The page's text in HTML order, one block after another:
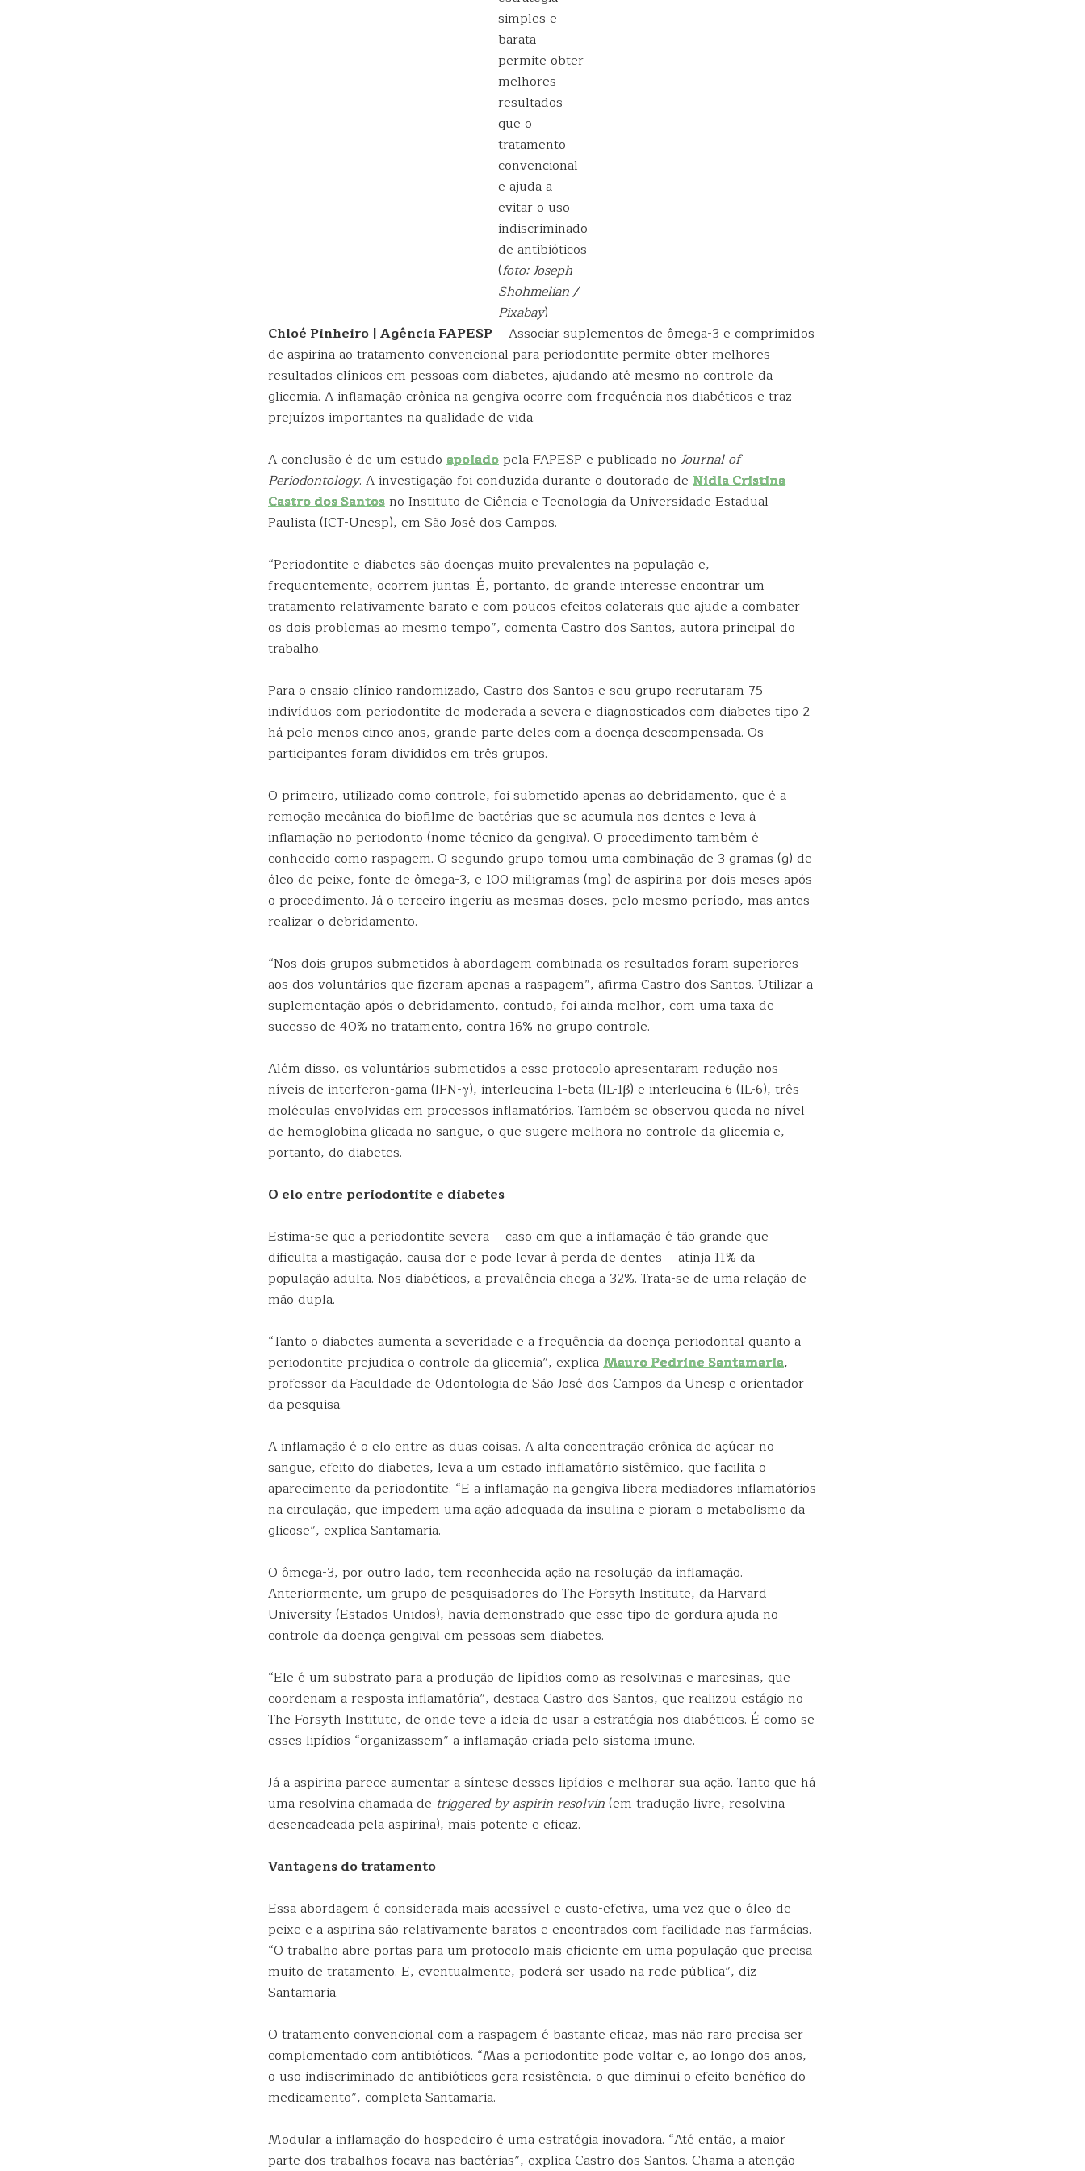
simples e
barata
permite obter
melhores
resultados
que o
tratamento
convencional
e ajuda a
evitar o uso
indiscriminado
de antibióticos
(foto: Joseph
Shohmelian /
Pixabay)
Chloé Pinheiro | Agência FAPESP – Associar suplementos de ômega-3 e comprimidos
de aspirina ao tratamento convencional para periodontite permite obter melhores
resultados clínicos em pessoas com diabetes, ajudando até mesmo no controle da
glicemia. A inflamação crônica na gengiva ocorre com frequência nos diabéticos e traz
prejuízos importantes na qualidade de vida.
A conclusão é de um estudo apoiadopela FAPESP e publicado no Journal of
Periodontology. A investigação foi conduzida durante o doutorado de Nidia Cristina
Castro dos Santosno Instituto de Ciência e Tecnologia da Universidade Estadual
Paulista (ICT-Unesp), em São José dos Campos.
“Periodontite e diabetes são doenças muito prevalentes na população e,
frequentemente, ocorrem juntas. É, portanto, de grande interesse encontrar um
tratamento relativamente barato e com poucos efeitos colaterais que ajude a combater
os dois problemas ao mesmo tempo”, comenta Castro dos Santos, autora principal do
trabalho.
Para o ensaio clínico randomizado, Castro dos Santos e seu grupo recrutaram 75
indivíduos com periodontite de moderada a severa e diagnosticados com diabetes tipo 2
há pelo menos cinco anos, grande parte deles com a doença descompensada. Os
participantes foram divididos em três grupos.
O primeiro, utilizado como controle, foi submetido apenas ao debridamento, que é a
remoção mecânica do biofilme de bactérias que se acumula nos dentes e leva à
inflamação no periodonto (nome técnico da gengiva). O procedimento também é
conhecido como raspagem. O segundo grupo tomou uma combinação de 3 gramas (g) de
óleo de peixe, fonte de ômega-3, e 100 miligramas (mg) de aspirina por dois meses após
o procedimento. Já o terceiro ingeriu as mesmas doses, pelo mesmo período, mas antes
realizar o debridamento.
“Nos dois grupos submetidos à abordagem combinada os resultados foram superiores
aos dos voluntários que fizeram apenas a raspagem”, afirma Castro dos Santos. Utilizar a
suplementação após o debridamento, contudo, foi ainda melhor, com uma taxa de
sucesso de 40% no tratamento, contra 16% no grupo controle.
Além disso, os voluntários submetidos a esse protocolo apresentaram redução nos
níveis de interferon-gama (IFN-γ), interleucina 1-beta (IL-1β) e interleucina 6 (IL-6), três
moléculas envolvidas em processos inflamatórios. Também se observou queda no nível
de hemoglobina glicada no sangue, o que sugere melhora no controle da glicemia e,
portanto, do diabetes.
O elo entre periodontite e diabetes
Estima-se que a periodontite severa – caso em que a inflamação é tão grande que
dificulta a mastigação, causa dor e pode levar à perda de dentes – atinja 11% da
população adulta. Nos diabéticos, a prevalência chega a 32%. Trata-se de uma relação de
mão dupla.
“Tanto o diabetes aumenta a severidade e a frequência da doença periodontal quanto a
periodontite prejudica o controle da glicemia”, explicaMauro Pedrine Santamaria,
professor da Faculdade de Odontologia de São José dos Campos da Unesp e orientador
da pesquisa.
A inflamação é o elo entre as duas coisas. A alta concentração crônica de açúcar no
sangue, efeito do diabetes, leva a um estado inflamatório sistêmico, que facilita o
aparecimento da periodontite. “E a inflamação na gengiva libera mediadores inflamatórios
na circulação, que impedem uma ação adequada da insulina e pioram o metabolismo da
glicose”, explica Santamaria.
O ômega-3, por outro lado, tem reconhecida ação na resolução da inflamação.
Anteriormente, um grupo de pesquisadores do The Forsyth Institute, da Harvard
University (Estados Unidos), havia demonstrado que esse tipo de gordura ajuda no
controle da doença gengival em pessoas sem diabetes.
“Ele é um substrato para a produção de lipídios como as resolvinas e maresinas, que
coordenam a resposta inflamatória”, destaca Castro dos Santos, que realizou estágio no
The Forsyth Institute, de onde teve a ideia de usar a estratégia nos diabéticos. É como se
esses lipídios “organizassem” a inflamação criada pelo sistema imune.
Já a aspirina parece aumentar a síntese desses lipídios e melhorar sua ação. Tanto que há
uma resolvina chamada de triggered by aspirin resolvin(em tradução livre, resolvina
desencadeada pela aspirina), mais potente e eficaz.
Vantagens do tratamento
Essa abordagem é considerada mais acessível e custo-efetiva, uma vez que o óleo de
peixe e a aspirina são relativamente baratos e encontrados com facilidade nas farmácias.
“O trabalho abre portas para um protocolo mais eficiente em uma população que precisa
muito de tratamento. E, eventualmente, poderá ser usado na rede pública”, diz
Santamaria.
O tratamento convencional com a raspagem é bastante eficaz, mas não raro precisa ser
complementado com antibióticos. “Mas a periodontite pode voltar e, ao longo dos anos,
o uso indiscriminado de antibióticos gera resistência, o que diminui o efeito benéfico do
medicamento”, completa Santamaria.
Modular a inflamação do hospedeiro é uma estratégia inovadora. “Até então, a maior
parte dos trabalhos focava nas bactérias”, explica Castro dos Santos. Chama a atenção